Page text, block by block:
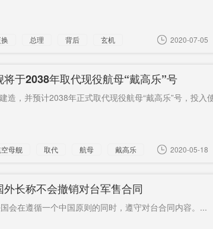
总理 背后
玄机
2020-07-05
于2038年取代现役航母“戴高乐”号
造，并预计2038年正式取代现役航母“戴高乐”号，投入
母舰 取代 航母 戴高乐 2020-05-18
长称不会撤销对台军售合同
会在遵循一个中国原则的同时，遵守对台合同内容。...